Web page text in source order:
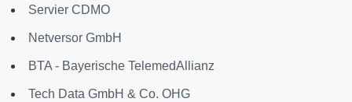
Servier CDMO
Netversor GmbH
BTA - Bayerische TelemedAllianz
Tech Data GmbH & Co. OHG